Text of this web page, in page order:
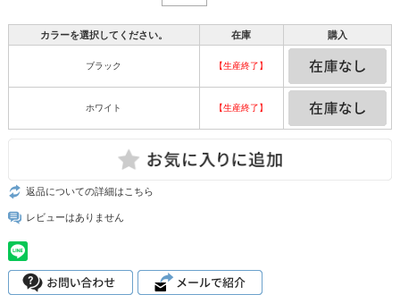
カラーを選択してください。 在庫 購入
ブラック 【生産終了】
ホワイト 【生産終了】
返品についての詳細はこちら
レビューはありません